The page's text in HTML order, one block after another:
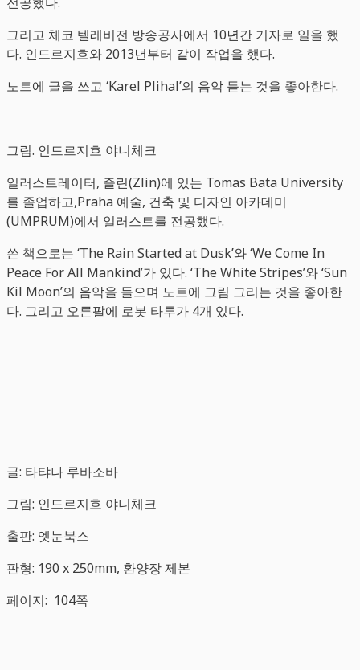
그리고 체코 텔레비전 방송공사에서 10년간 기자로 일을 했
다. 인드르지흐와 2013년부터 같이 작업을 했다.
노트에 글을 쓰고 ‘Karel Plihal’의 음악 듣는 것을 좋아한다.
그림. 인드르지흐 야니체크
일러스트레이터, 즐린(Zlin)에 있는 Tomas Bata University
를 졸업하고,Praha 예술, 건축 및 디자인 아카데미
(UMPRUM)에서 일러스트를 전공했다.
쓴 책으로는 ‘The Rain Started at Dusk’와 ‘We Come In
Peace For All Mankind’가 있다. ‘The White Stripes’와 ‘Sun
Kil Moon’의 음악을 들으며 노트에 그림 그리는 것을 좋아한
다. 그리고 오른팔에 로봇 타투가 4개 있다.
글: 타탸나 루바소바
그림: 인드르지흐 야니체크
출판: 엣눈북스
판형: 190 x 250mm, 환양장 제본
페이지: 104쪽